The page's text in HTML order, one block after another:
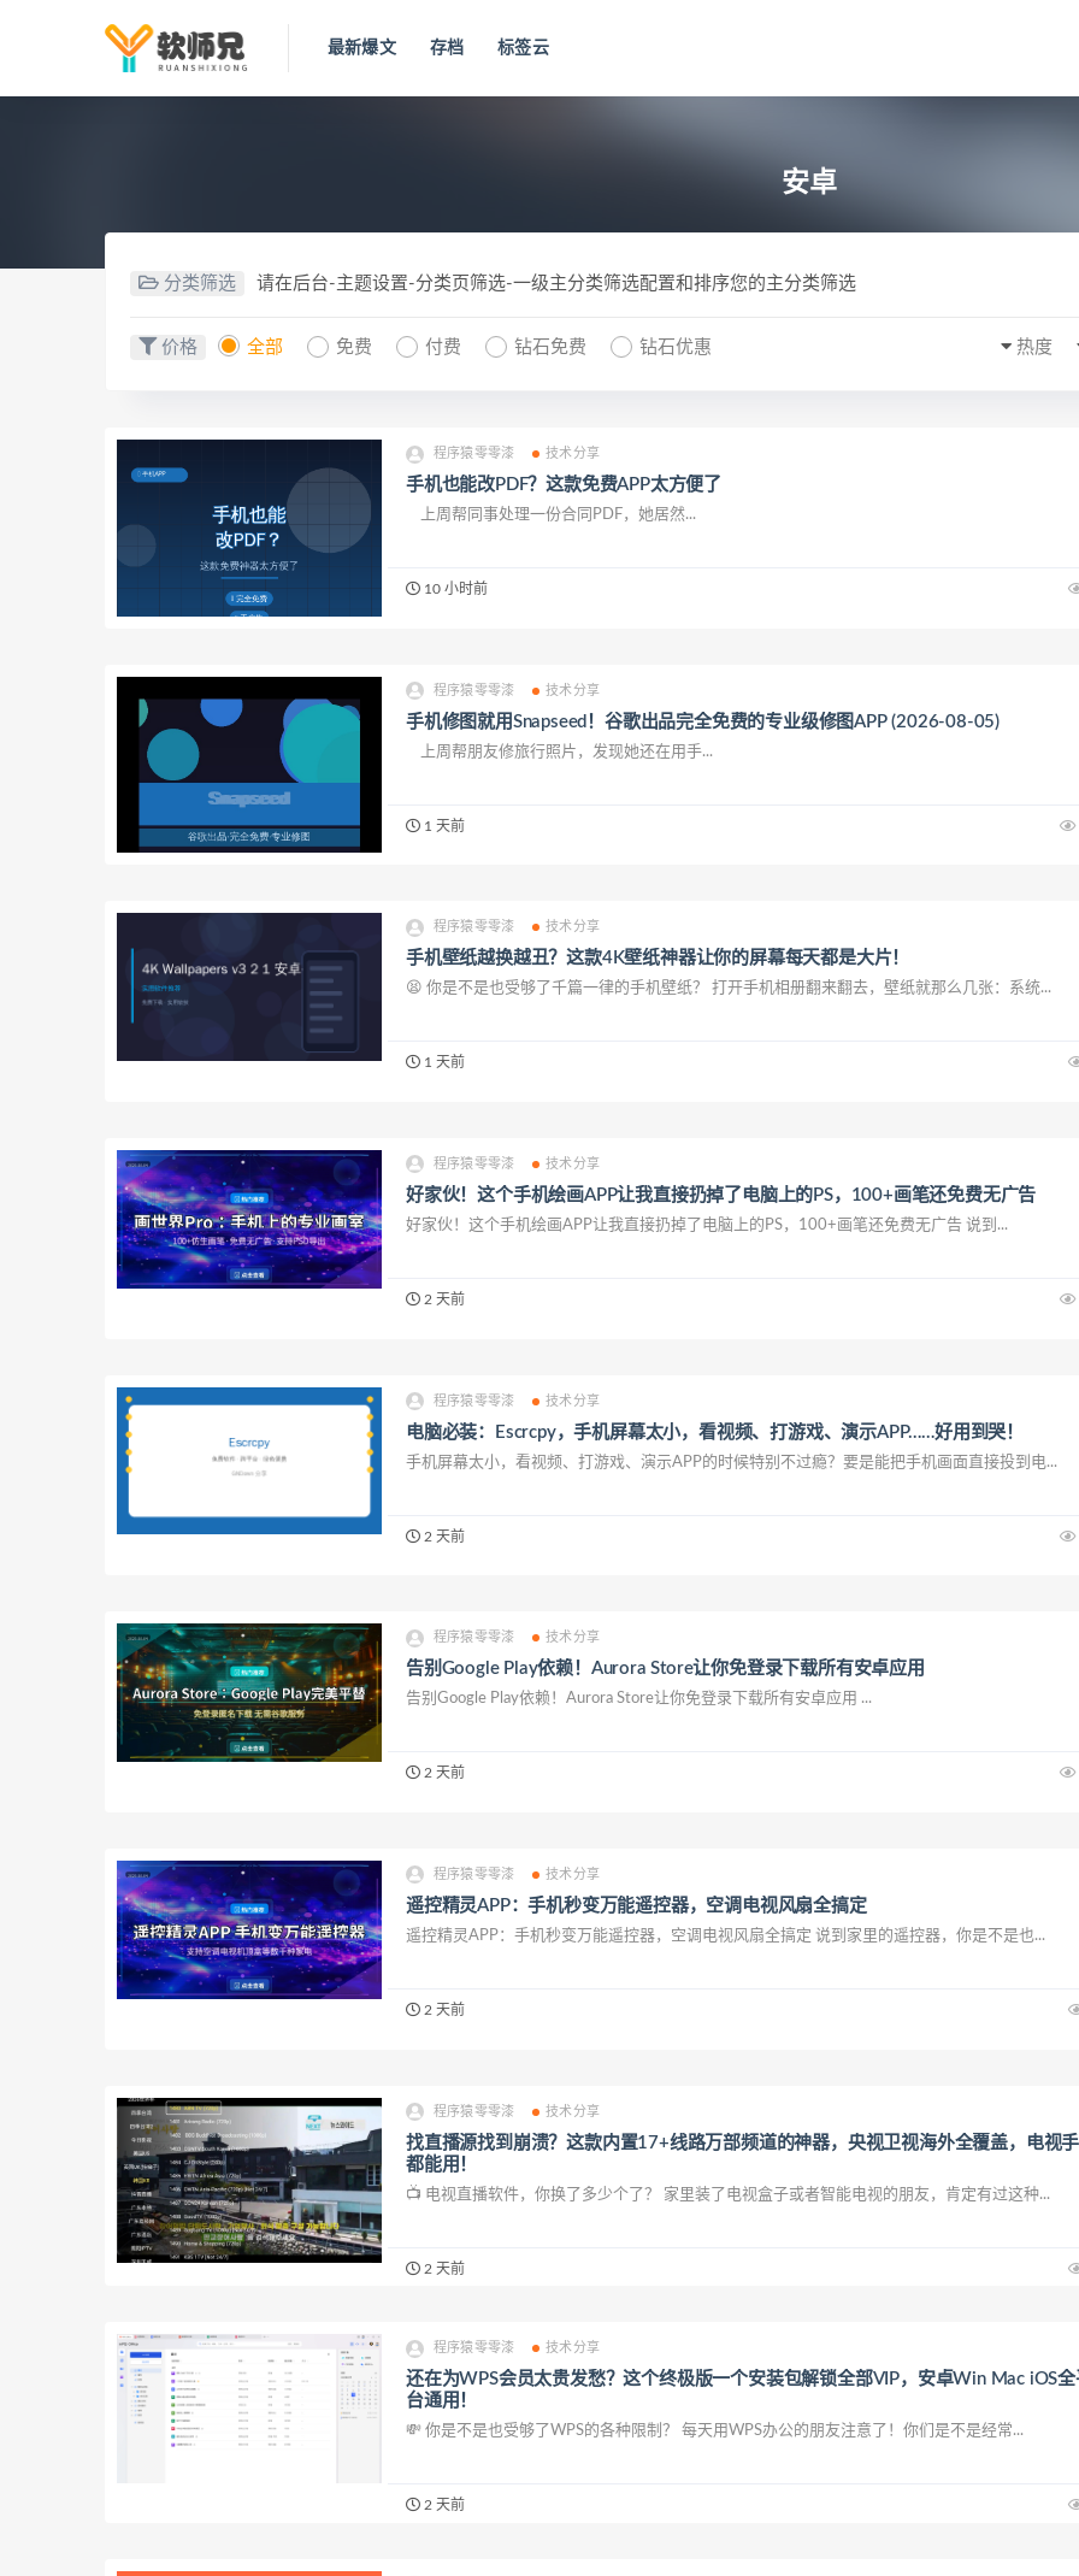
最新爆文 存档 标签云
安卓
分类筛选 请在后台-主题设置-分类页筛选-一级主分类筛选配置和排序您的主分类筛选
价格 全部 免费 付费 钻石免费 钻石优惠 热度
程序猿零零漆 技术分享
手机也能改PDF？这款免费APP太方便了
上周帮同事处理一份合同PDF，她居然...
10 小时前
程序猿零零漆 技术分享
手机修图就用Snapseed！谷歌出品完全免费的专业级修图APP (2026-08-05)
上周帮朋友修旅行照片，发现她还在用手...
1 天前
程序猿零零漆 技术分享
手机壁纸越换越丑？这款4K壁纸神器让你的屏幕每天都是大片！
😫 你是不是也受够了千篇一律的手机壁纸？ 打开手机相册翻来翻去，壁纸就那么几张：系统...
1 天前
程序猿零零漆 技术分享
好家伙！这个手机绘画APP让我直接扔掉了电脑上的PS，100+画笔还免费无广告
好家伙！这个手机绘画APP让我直接扔掉了电脑上的PS，100+画笔还免费无广告 说到...
2 天前
程序猿零零漆 技术分享
电脑必装：Escrcpy，手机屏幕太小，看视频、打游戏、演示APP……好用到哭！
手机屏幕太小，看视频、打游戏、演示APP的时候特别不过瘾？要是能把手机画面直接投到电...
2 天前
程序猿零零漆 技术分享
告别Google Play依赖！Aurora Store让你免登录下载所有安卓应用
告别Google Play依赖！Aurora Store让你免登录下载所有安卓应用 ...
2 天前
程序猿零零漆 技术分享
遥控精灵APP：手机秒变万能遥控器，空调电视风扇全搞定
遥控精灵APP：手机秒变万能遥控器，空调电视风扇全搞定 说到家里的遥控器，你是不是也...
2 天前
程序猿零零漆 技术分享
找直播源找到崩溃？这款内置17+线路万部频道的神器，央视卫视海外全覆盖，电视
都能用！
📺 电视直播软件，你换了多少个了？ 家里装了电视盒子或者智能电视的朋友，肯定有过这种...
2 天前
程序猿零零漆 技术分享
还在为WPS会员太贵发愁？这个终极版一个安装包解锁全部VIP，安卓Win Mac iOS全
台通用！
💸 你是不是也受够了WPS的各种限制？ 每天用WPS办公的朋友注意了！你们是不是经常...
2 天前